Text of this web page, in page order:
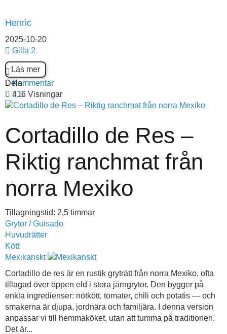
Henric
2025-10-20
Gilla 2
Läs mer
Kommentar
416 Visningar
Dela
Cortadillo de Res –
Riktig ranchmat från
norra Mexiko
Tillagningstid: 2,5 timmar
Grytor / Guisado
Huvudrätter
Kött
Mexikanskt
Cortadillo de res är en rustik gryträtt från norra Mexiko, ofta
tillagad över öppen eld i stora järngrytor. Den bygger på
enkla ingredienser: nötkött, tomater, chili och potatis — och
smakerna är djupa, jordnära och familjära. I denna version
anpassar vi till hemmaköket, utan att tumma på traditionen.
Det är...